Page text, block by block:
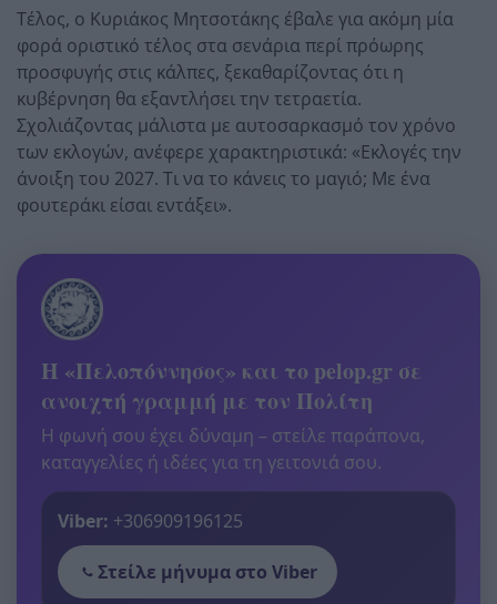
Τέλος, ο Κυριάκος Μητσοτάκης έβαλε για ακόμη μία
φορά οριστικό τέλος στα σενάρια περί πρόωρης
προσφυγής στις κάλπες, ξεκαθαρίζοντας ότι η
κυβέρνηση θα εξαντλήσει την τετραετία.
Σχολιάζοντας μάλιστα με αυτοσαρκασμό τον χρόνο
των εκλογών, ανέφερε χαρακτηριστικά: «Εκλογές την
άνοιξη του 2027. Τι να το κάνεις το μαγιό; Με ένα
φουτεράκι είσαι εντάξει».
Η «Πελοπόννησος» και το pelop.gr σε
ανοιχτή γραμμή με τον Πολίτη
Η φωνή σου έχει δύναμη – στείλε παράπονα,
καταγγελίες ή ιδέες για τη γειτονιά σου.
Viber: +306909196125
Στείλε μήνυμα στο Viber